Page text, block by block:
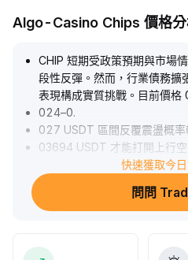
Algo-Casino Chips 價格分
CHIP 短期受政策預期與市場
段性反彈。然而，行業債務擴
表現構成實質挑戰。目前價格
024–0.
027 USDT 區間反覆震盪概
03694 USDT 才能打開上行
流動性及行業融資進展，嚴格
險。
快速獲取今
問問